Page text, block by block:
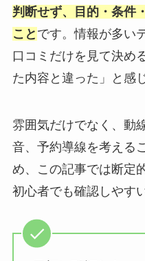
判断せず、目的・条件
こと です。情報が多い
口コミだけを見て決め
た内容と違った」と感
雰囲気だけでなく、動
音、予約導線を考える
め、この記事では断定
初心者でも確認しやす